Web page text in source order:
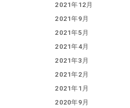
2021年12月
2021年9月
2021年5月
2021年4月
2021年3月
2021年2月
2021年1月
2020年9月